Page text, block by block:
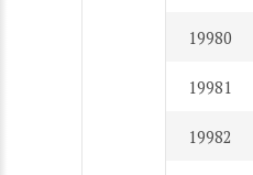
19980
19981
19982